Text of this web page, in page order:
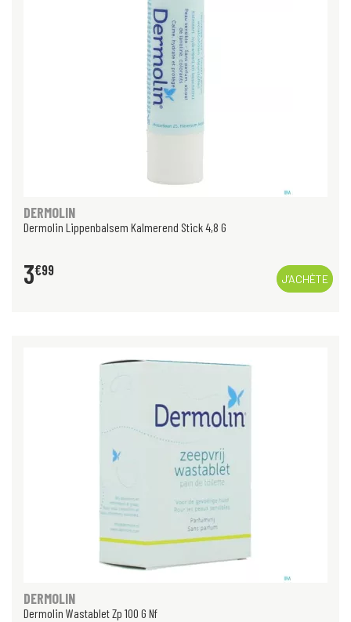
DERMOLIN
Dermolin Lippenbalsem Kalmerend Stick 4,8 G
3€99
J’ACHÈTE
DERMOLIN
Dermolin Wastablet Zp 100 G Nf